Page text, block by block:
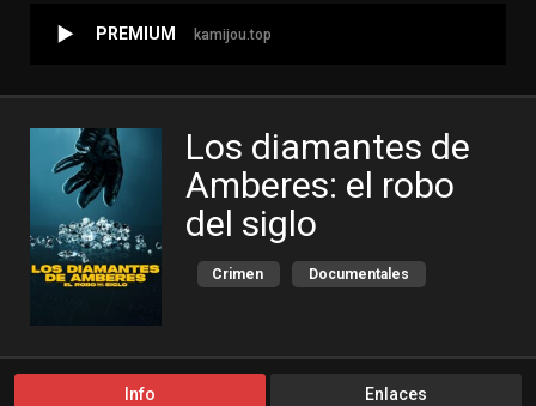
PREMIUM kamijou.top
Los diamantes de
Amberes: el robo
del siglo
Crimen Documentales
Info Enlaces